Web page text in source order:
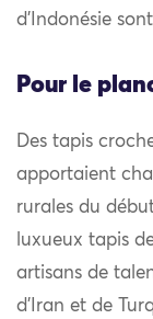
d’Indonésie
Pour le
Des tapis
apportaient
rurales du
luxueux tapis
artisans de
d’Iran et de